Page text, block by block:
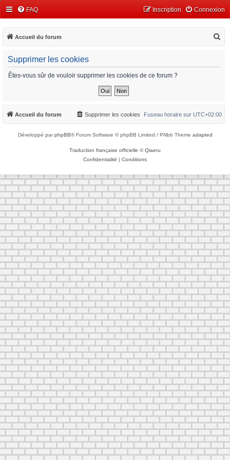
FAQ Connexion
Inscription
Accueil du forum
h
Supprimer les cookies
Êtes-vous sûr de vouloir supprimer les cookies de ce forum ?
Accueil du forum Fuseau horaire sur UTC+02:00
Supprimer les cookies
Développé parphpBB® Forum Software © phpBB Limited / PNbb Theme adapted
Traduction française officielle ©Qiaeru
Confidentialité | Conditions